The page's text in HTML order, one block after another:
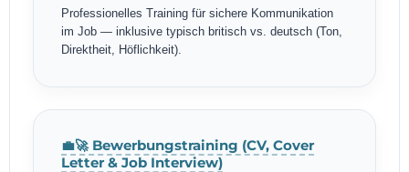
Professionelles Training für sichere Kommunikation
im Job — inklusive typisch britisch vs. deutsch (Ton,
Direktheit, Höflichkeit).
💼🚀 Bewerbungstraining (CV, Cover
Letter & Job Interview)